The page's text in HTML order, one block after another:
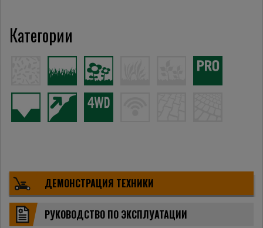
Категории
ДЕМОНСТРАЦИЯ ТЕХНИКИ
РУКОВОДСТВО ПО ЭКСПЛУАТАЦИИ